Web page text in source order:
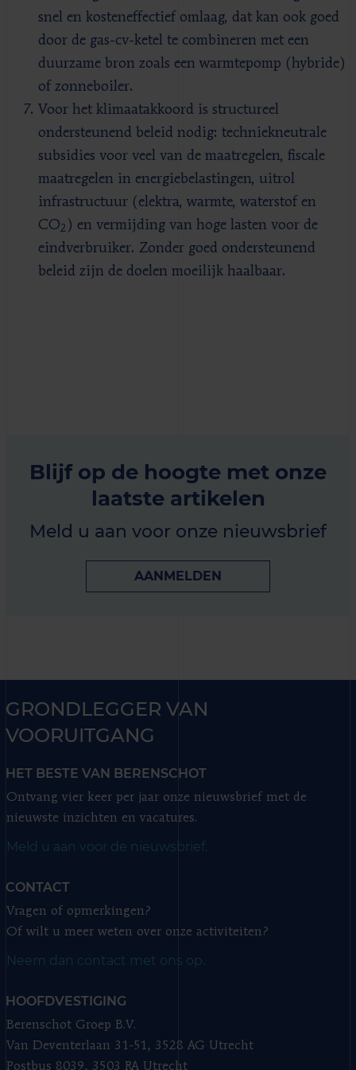
snel en kosteneffectief omlaag, dat kan ook goed
door de gas-cv-ketel te combineren met een
duurzame bron zoals een warmtepomp (hybride)
of zonneboiler.
Voor het klimaatakkoord is structureel
ondersteunend beleid nodig: techniekneutrale
subsidies voor veel van de maatregelen, fiscale
maatregelen in energiebelastingen, uitrol
infrastructuur (elektra, warmte, waterstof en
CO2 ) en vermijding van hoge lasten voor de
eindverbruiker. Zonder goed ondersteunend
beleid zijn de doelen moeilijk haalbaar.
Blijf op de hoogte met onze
laatste artikelen
Meld u aan voor onze nieuwsbrief
AANMELDEN
GRONDLEGGER VAN
VOORUITGANG
HET BESTE VAN BERENSCHOT
Ontvang vier keer per jaar onze nieuwsbrief met de
nieuwste inzichten en vacatures.
Meld u aan voor de nieuwsbrief.
CONTACT
Vragen of opmerkingen?
Of wilt u meer weten over onze activiteiten?
Neem dan contact met ons op.
HOOFDVESTIGING
Berenschot Groep B.V.
Van Deventerlaan 31-51, 3528 AG Utrecht
Postbus 8039, 3503 RA Utrecht